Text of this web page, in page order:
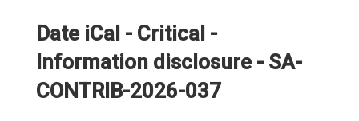
動
く
ず
Date iCal - Critical -
Information disclosure - SA-
CONTRIB-2026-037